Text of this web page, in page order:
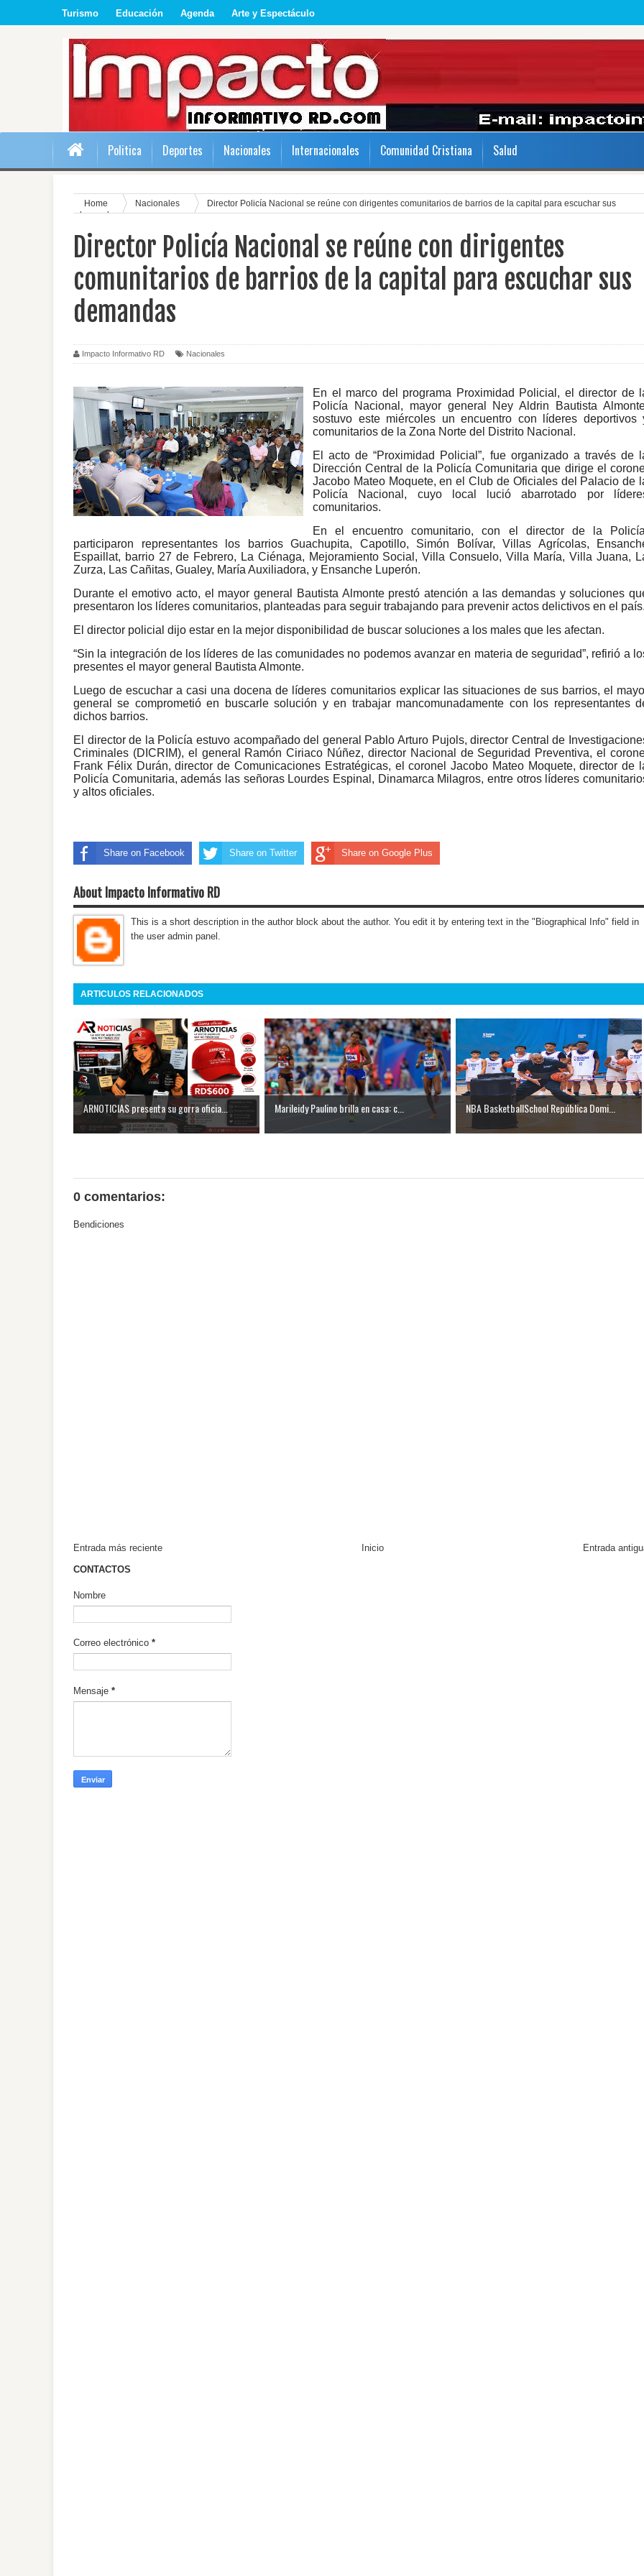
Turismo Educación Agenda Arte y Espectáculo
Politica Deportes Nacionales Internacionales Comunidad Cristiana Salud
Home Nacionales
Director Policía Nacional se reúne con dirigentes comunitarios de barrios de la capital para escuchar sus
demandas
Director Policía Nacional se reúne con dirigentes
comunitarios de barrios de la capital para escuchar sus
demandas
Impacto Informativo RD Nacionales
En el marco del programa Proximidad Policial, el director de
Policía Nacional, mayor general Ney Aldrin Bautista
sostuvo este miércoles un encuentro con líderes deportivos
comunitarios de la Zona Norte del Distrito Nacional.
El acto de “Proximidad Policial”, fue organizado a través de
Dirección Central de la Policía Comunitaria que dirige el
Jacobo Mateo Moquete, en el Club de Oficiales del Palacio de
Policía Nacional, cuyo local lució abarrotado por
comunitarios.
En el encuentro comunitario, con el director de la
participaron representantes los barrios Guachupita, Capotillo, Simón Bolívar, Villas Agrícolas,
Espaillat, barrio 27 de Febrero, La Ciénaga, Mejoramiento Social, Villa Consuelo, Villa María, Villa Juana,
Zurza, Las Cañitas, Gualey, María Auxiliadora, y Ensanche Luperón.
Durante el emotivo acto, el mayor general Bautista Almonte prestó atención a las demandas y soluciones
presentaron los líderes comunitarios, planteadas para seguir trabajando para prevenir actos delictivos en el
El director policial dijo estar en la mejor disponibilidad de buscar soluciones a los males que les afectan.
“Sin la integración de los líderes de las comunidades no podemos avanzar en materia de seguridad”, refirió a
presentes el mayor general Bautista Almonte.
Luego de escuchar a casi una docena de líderes comunitarios explicar las situaciones de sus barrios, el
general se comprometió en buscarle solución y en trabajar mancomunadamente con los representantes
dichos barrios.
El director de la Policía estuvo acompañado del general Pablo Arturo Pujols, director Central de
Criminales (DICRIM), el general Ramón Ciriaco Núñez, director Nacional de Seguridad Preventiva, el
Frank Félix Durán, director de Comunicaciones Estratégicas, el coronel Jacobo Mateo Moquete, director de
Policía Comunitaria, además las señoras Lourdes Espinal, Dinamarca Milagros, entre otros líderes
y altos oficiales.
Share on Facebook Share on Twitter Share on Google Plus
About Impacto Informativo RD
This is a short description in the author block about the author. You edit it by entering text in the "Biographical Info" field in
the user admin panel.
ARTICULOS RELACIONADOS
ARNOTICIAS presenta su gorra oficia... Marileidy Paulino brilla en casa: c... NBA BasketballSchool República Domi...
0 comentarios:
Bendiciones
Entrada más reciente Entrada
Inicio
CONTACTOS
Nombre
Correo electrónico *
Mensaje *